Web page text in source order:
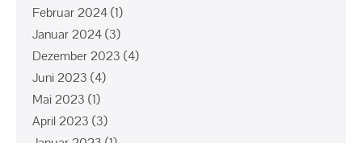
Februar 2024(1)
Januar 2024(3)
Dezember 2023 (4)
Juni 2023 (4)
Mai 2023 (1)
April 2023 (3)